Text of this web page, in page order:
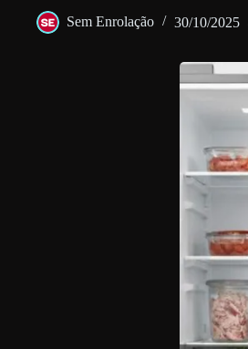
Sem Enrolação 30/10/2025